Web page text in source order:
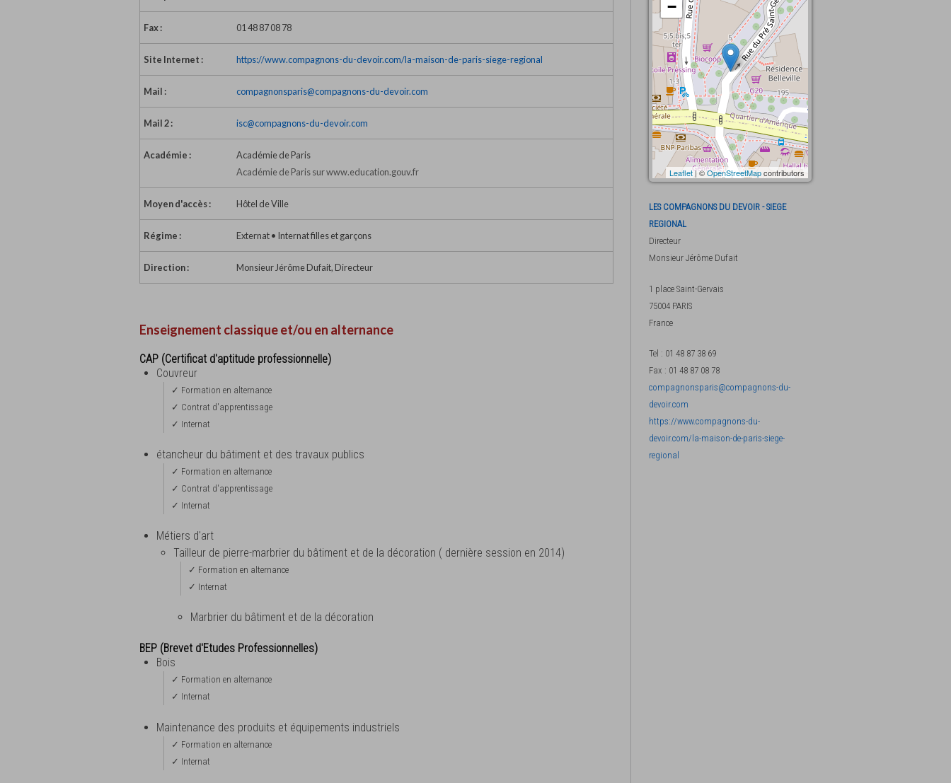
Fax : 01 48 87 08 78
Site Internet : https://www.compagnons-du-devoir.com/la-maison-de-paris-siege-regional
Mail : compagnonsparis@compagnons-du-devoir.com
Mail 2 : isc@compagnons-du-devoir.com
Académie :
Académie de Paris
Académie de Paris sur www.education.gouv.fr
Moyen d'accès : Hôtel de Ville
Régime : Externat • Internat filles et garçons
Direction : Monsieur Jérôme Dufait, Directeur
Enseignement classique et/ou en alternance
CAP (Certificat d'aptitude professionnelle)
Couvreur
✓ Formation en alternance
✓ Contrat d'apprentissage
✓ Internat
étancheur du bâtiment et des travaux publics
✓ Formation en alternance
✓ Contrat d'apprentissage
✓ Internat
Métiers d'art
Tailleur de pierre-marbrier du bâtiment et de la décoration ( dernière session en 2014)
✓ Formation en alternance
✓ Internat
Marbrier du bâtiment et de la décoration
BEP (Brevet d'Etudes Professionnelles)
Bois
✓ Formation en alternance
✓ Internat
Maintenance des produits et équipements industriels
✓ Formation en alternance
✓ Internat
−
Leaflet| ©OpenStreetMapcontributors
LES COMPAGNONS DU DEVOIR - SIEGE
REGIONAL
Directeur
Monsieur Jérôme Dufait
1 place Saint-Gervais
75004 PARIS
France
Tel : 01 48 87 38 69
Fax : 01 48 87 08 78
compagnonsparis@compagnons-du-
devoir.com
https://www.compagnons-du-
devoir.com/la-maison-de-paris-siege-
regional